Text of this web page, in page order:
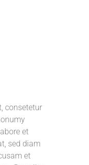
consetetur
et
sed diam
et